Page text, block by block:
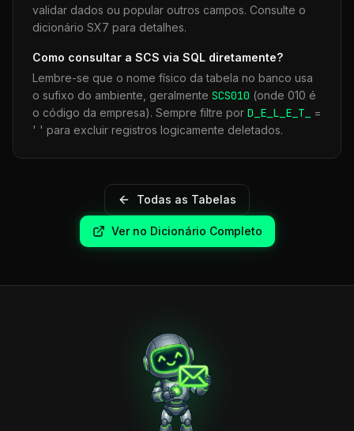
validar dados ou popular outros campos. Consulte o
dicionário SX7 para detalhes.
Como consultar a SCS via SQL diretamente?
Lembre-se que o nome físico da tabela no banco usa
o sufixo do ambiente, geralmente SCS010 (onde 010 é
o código da empresa). Sempre filtre por D_E_L_E_T_
=
' ' para excluir registros logicamente deletados.
Todas as Tabelas
Ver no Dicionário Completo